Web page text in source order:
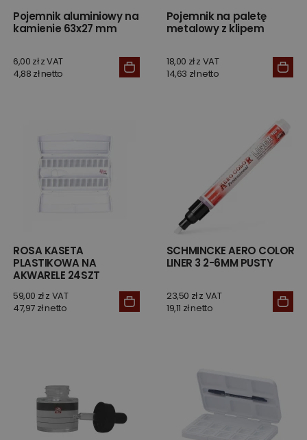
Pojemnik aluminiowy na
kamienie 63x27 mm
6,00 zł z VAT
4,88 zł netto
Pojemnik na paletę
metalowy z klipem
18,00 zł z VAT
14,63 zł netto
ROSA KASETA
PLASTIKOWA NA
AKWARELE 24SZT
59,00 zł z VAT
47,97 zł netto
SCHMINCKE AERO COLOR
LINER 3 2-6MM PUSTY
23,50 zł z VAT
19,11 zł netto